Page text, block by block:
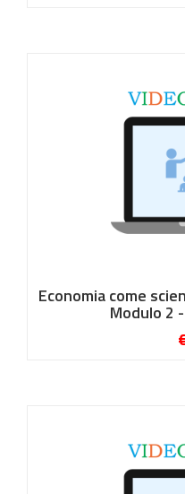
Economia come
Modulo 2